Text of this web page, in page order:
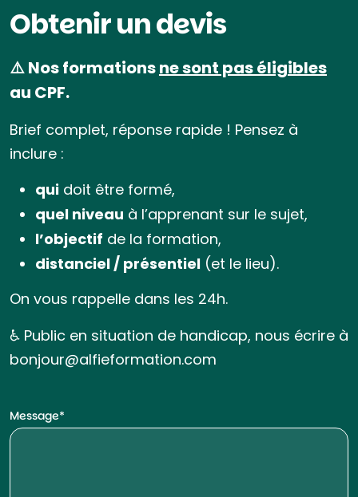
Obtenir un devis
⚠️ Nos formationsne sont pas éligibles
au CPF.
Brief complet, réponse rapide ! Pensez à
inclure :
qui doit être formé,
quel niveau à l’apprenant sur le sujet,
l’objectif de la formation,
distanciel / présentiel (et le lieu).
On vous rappelle dans les 24h.
♿ Public en situation de handicap, nous écrire à
bonjour@alfieformation.com
Message